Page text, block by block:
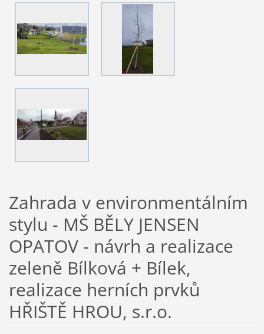
Zahrada v environmentálním
stylu - MŠ BĚLY JENSEN
OPATOV - návrh a realizace
zeleně Bílková + Bílek,
realizace herních prvků
HŘIŠTĚ HROU, s.r.o.